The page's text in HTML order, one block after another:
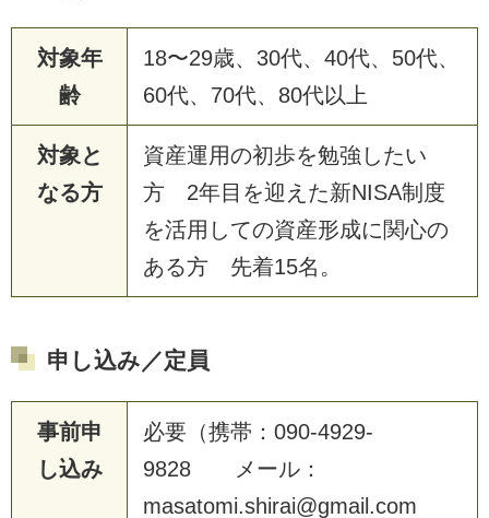
対象年
齢
18〜29歳、30代、40代、50代、
60代、70代、80代以上
対象と
なる方
資産運用の初歩を勉強したい
方 2年目を迎えた新NISA制度
を活用しての資産形成に関心の
ある方 先着15名。
申し込み／定員
事前申
し込み
必要（携帯：090-4929-
9828 メール：
masatomi.shirai@gmail.com